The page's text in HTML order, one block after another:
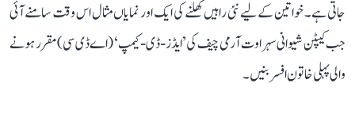
جاتی ہے۔ خواتین کے لیے نئی راہیں کھلنے کی ایک اور نمایاں مثال اس وقت سامنے آئی
جب کیپٹن شیوانی سہراوت آرمی چیف کی ’ایڈز-ڈی-کیمپ‘ (اے ڈی سی) مقرر ہونے
والی پہلی خاتون افسر بنیں۔